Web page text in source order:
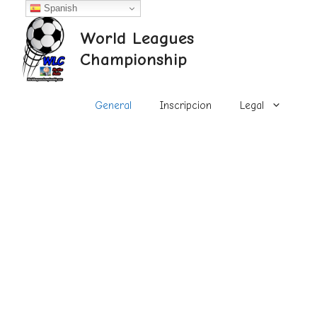
contenido
World Leagues
Championship
General Inscripcion Legal
Spanish